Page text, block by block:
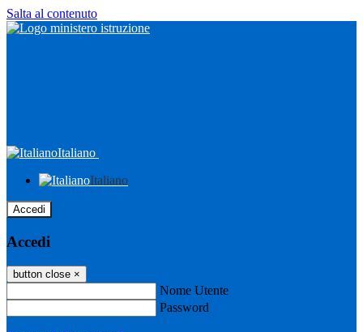
Salta al contenuto
Italiano
Italiano
Accedi
Accedi
button close ×
Nome Utente
Password